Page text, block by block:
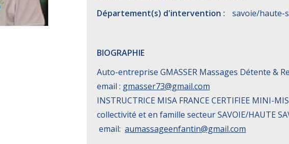
Département(s) d'intervention :
savoie/haute-
BIOGRAPHIE
Auto-entreprise GMASSER Massages Détente &
email : gmasser73@gmail.com
INSTRUCTRICE MISA FRANCE CERTIFIEE MINI-
collectivité et en famille secteur SAVOIE/HAUTE
email: aumassageenfantin@gmail.com